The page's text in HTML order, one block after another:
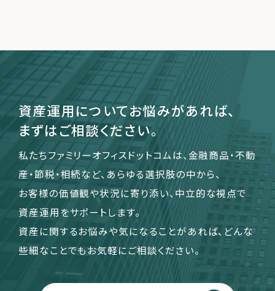
資産運用についてお悩みがあれば、
まずはご相談ください。
私たちファミリーオフィスドットコムは、金融商品・不動
産・節税・相続など、あらゆる選択肢の中から、
お客様の価値観や状況に寄り添い、中立的な視点で
資産運用をサポートします。
資産に関するお悩みや気になることがあれば、どんな
些細なことでもお気軽にご相談ください。